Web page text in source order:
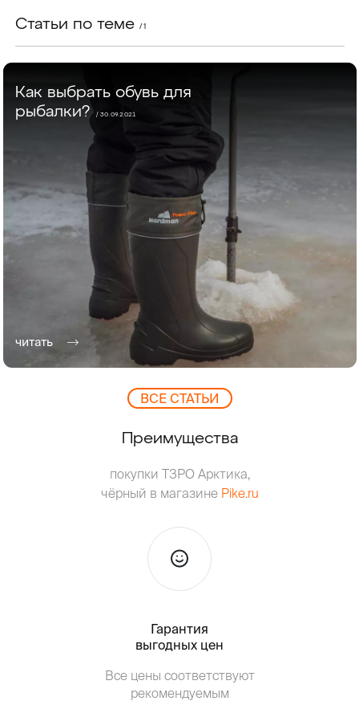
Статьи по теме / 1
Как выбрать обувь для
рыбалки? / 30.09.2021
читать
ВCЕ СТАТЬИ
Преимущества
покупки ТЗРО Арктика,
чёрный в магазине Pike.ru
Гарантия
выгодных цен
Все цены соответствуют
рекомендуемым